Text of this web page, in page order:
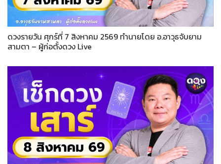
ดวงรายวัน ศุกร์ที่ 7 สิงหาคม 2569 ทำนายโดย อ.อาวุธจับยาม
สามตา – ผู้ก่อตั้งดวง Live